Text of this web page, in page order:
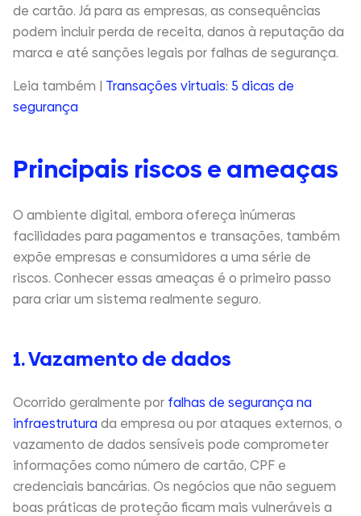
de cartão. Já para as empresas, as consequências
podem incluir perda de receita, danos à reputação da
marca e até sanções legais por falhas de segurança.
Leia também | Transações virtuais: 5 dicas de
segurança
Principais riscos e ameaças
O ambiente digital, embora ofereça inúmeras
facilidades para pagamentos e transações, também
expõe empresas e consumidores a uma série de
riscos. Conhecer essas ameaças é o primeiro passo
para criar um sistema realmente seguro.
1. Vazamento de dados
Ocorrido geralmente por falhas de segurança na
infraestrutura da empresa ou por ataques externos, o
vazamento de dados sensíveis pode comprometer
informações como número de cartão, CPF e
credenciais bancárias. Os negócios que não seguem
boas práticas de proteção ficam mais vulneráveis a